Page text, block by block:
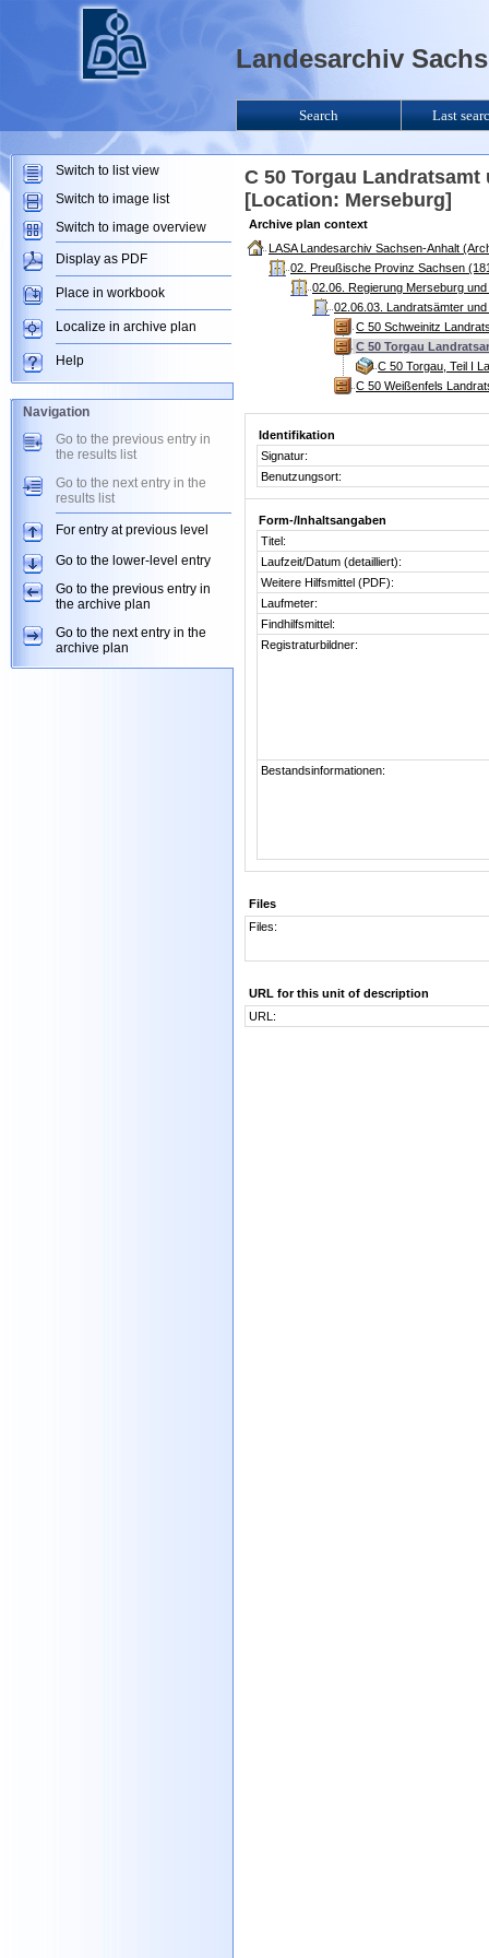
C 50 Torgau
[Location: Merseburg]
Archive plan context
LASA Landesarchiv Sachsen-Anhalt
02. Preußische Provinz Sachsen
02.06. Regierung Merseburg
02.06.03. Landratsämter
C 50 Schweinitz
C 50 Torgau
C 50 Torgau, Teil I
C 50 Weißenfels
Identifikation
Signatur:
Benutzungsort:
Form-/Inhaltsangaben
Titel:
Laufzeit/Datum (detailliert):
Weitere Hilfsmittel (PDF):
Laufmeter:
Findhilfsmittel:
Registraturbildner:
Bestandsinformationen:
Files
Files:
URL for this unit of description
URL:
Landesarchiv
Search Last
Switch to list view
Switch to image list
Switch to image overview
Display as PDF
Place in workbook
Localize in archive plan
Help
Navigation
Go to the previous entry in
the results list
Go to the next entry in the
results list
For entry at previous level
Go to the lower-level entry
Go to the previous entry in
the archive plan
Go to the next entry in the
archive plan